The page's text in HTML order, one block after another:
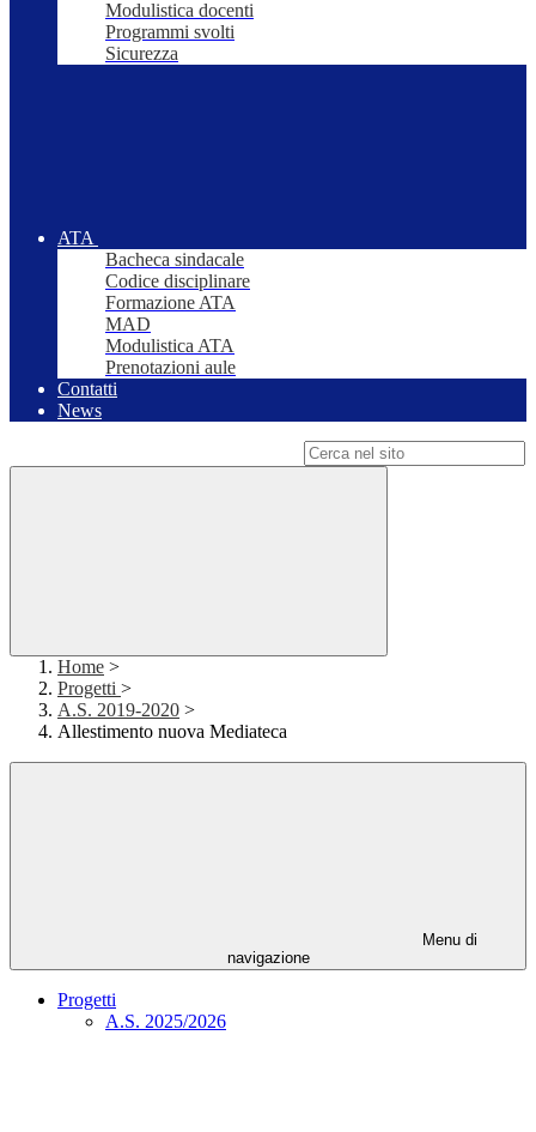
Modulistica docenti
Programmi svolti
Sicurezza
ATA
Bacheca sindacale
Codice disciplinare
Formazione ATA
MAD
Modulistica ATA
Prenotazioni aule
Contatti
News
Home >
Progetti >
A.S. 2019-2020 >
Allestimento nuova Mediateca
Menu di
navigazione
Progetti
A.S. 2025/2026